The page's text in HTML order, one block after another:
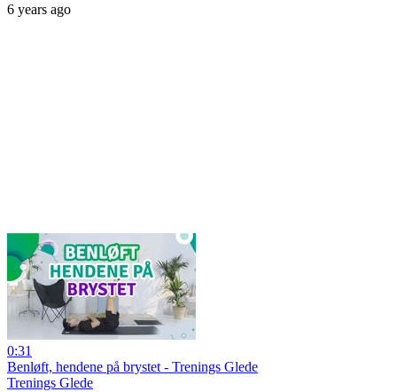
6 years ago
0:31
Benløft, hendene på brystet - Trenings Glede
Trenings Glede